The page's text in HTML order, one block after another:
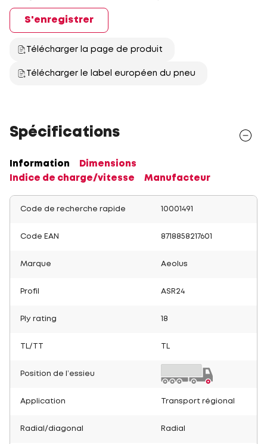
S'enregistrer
Télécharger la page de produit
Télécharger le label européen du pneu
Spécifications
Information
Dimensions
Indice de charge/vitesse
Manufacteur
Code de recherche rapide 10001491
Code EAN 8718858217601
Marque Aeolus
Profil ASR24
Ply rating 18
TL/TT
Position de l’essieu
Application Transport régional
Radial/diagonal Radial